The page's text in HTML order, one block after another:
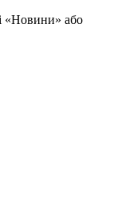
«Новини» або